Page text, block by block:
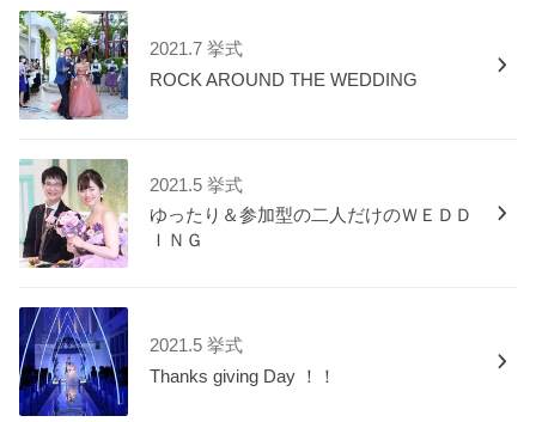
2021.7 挙式
ROCK AROUND THE WEDDING
2021.5 挙式
ゆったり＆参加型の二人だけのＷＥＤＤ
ＩＮＧ
2021.5 挙式
Thanks giving Day ！！